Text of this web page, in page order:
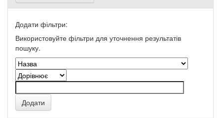
Додати фільтри:
Використовуйте фільтри для уточнення результатів
пошуку.